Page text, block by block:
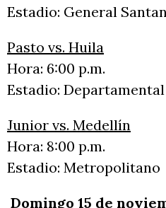
Estadio: General
Pasto vs. Huila
Hora: 6:00 p.m.
Estadio:
Junior vs. Medellín
Hora: 8:00 p.m.
Estadio: Metropolitano
Domingo 15 de